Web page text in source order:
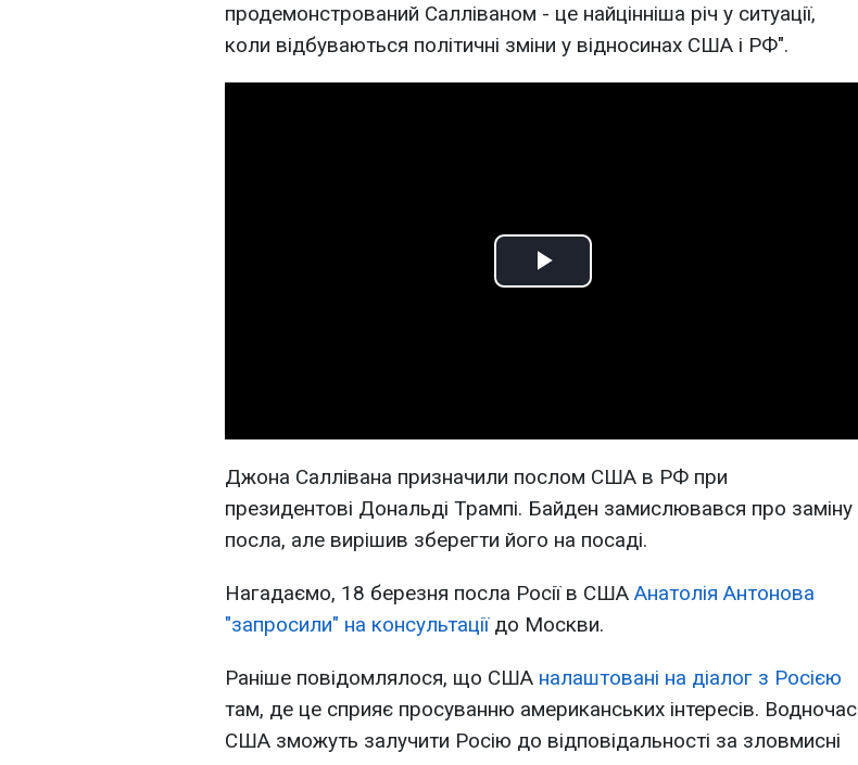
продемонстрований Салліваном - це найцінніша річ у ситуації,
коли відбуваються політичні зміни у відносинах США і РФ".
Play
Джона Саллівана призначили послом США в РФ при
президентові Дональді Трампі. Байден замислювався про заміну
посла, але вирішив зберегти його на посаді.
Нагадаємо, 18 березня посла Росії в США Анатолія Антонова
"запросили" на консультаціїдо Москви.
Раніше повідомлялося, що США налаштовані на діалог з Росією
там, де це сприяє просуванню американських інтересів. Водночас
США зможуть залучити Росію до відповідальності за зловмисні